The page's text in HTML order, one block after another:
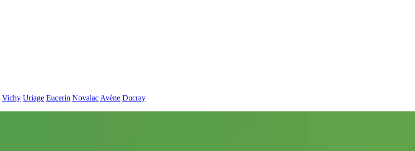
Vichy Uriage Eucerin Novalac Avène Ducray